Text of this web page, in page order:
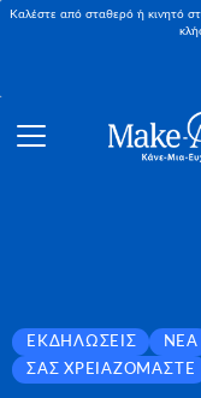
Καλέστε από σταθερό ή κινητό
ΕΚΔΗΛΏΣΕΙΣ
ΝΈΑ
ΣΑΣ ΧΡΕΙΑΖΌΜΑΣΤΕ